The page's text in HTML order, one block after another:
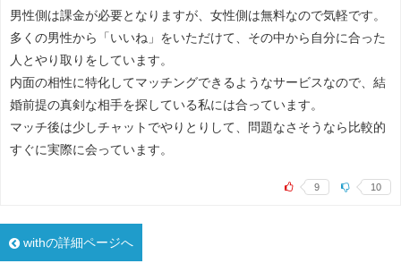
男性側は課金が必要となりますが、女性側は無料なので気軽です。
多くの男性から「いいね」をいただけて、その中から自分に合った
人とやり取りをしています。
内面の相性に特化してマッチングできるようなサービスなので、結
婚前提の真剣な相手を探している私には合っています。
マッチ後は少しチャットでやりとりして、問題なさそうなら比較的
すぐに実際に会っています。
9 10
withの詳細ページへ